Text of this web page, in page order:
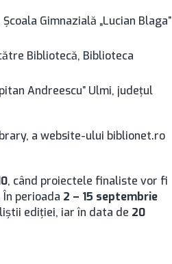
Gimnazială „Lucian Blaga”
Bibliotecă, Biblioteca
Andreescu” Ulmi, judeţul
a website-ului biblionet.ro
, când proiectele finaliste vor fi
perioada 2 – 15 septembrie
ediţiei, iar în data de 20